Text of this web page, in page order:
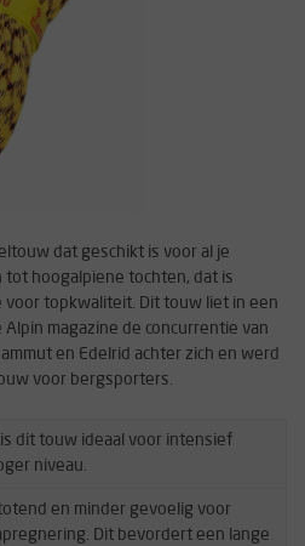
dat geschikt is voor al je
hoogalpiene tochten, dat is
voor topkwaliteit. Dit touw liet in een
magazine de concurrentie van
en Edelrid achter zich en werd
voor bergsporters.
dit touw ideaal voor intensief
niveau.
en minder gevoelig voor
Dit bevordert een lange